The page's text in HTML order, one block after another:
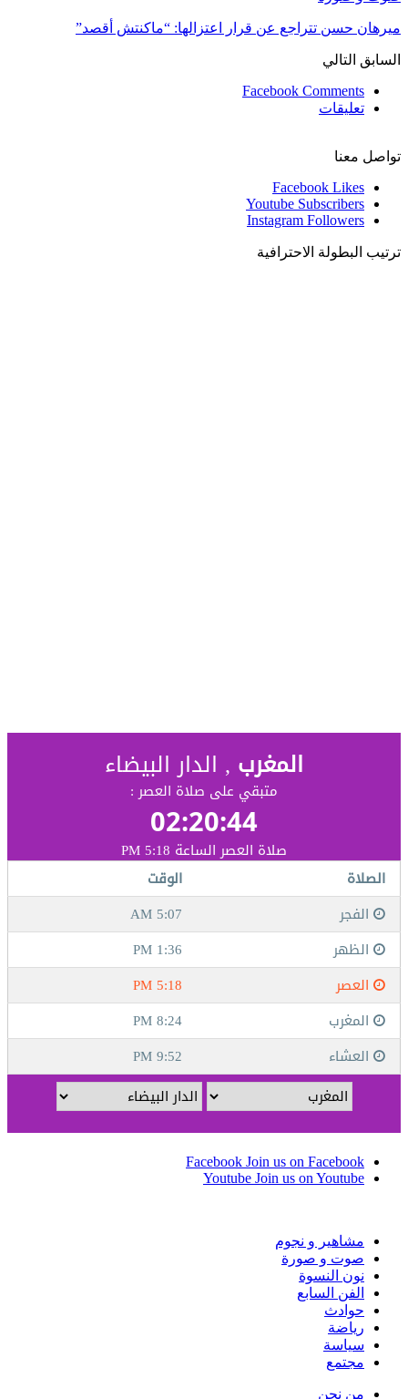
ميرهان حسن تتراجع عن قرار اعتزالها: “ماكنتش أقصد”
السابق التالي
Facebook Comments
تعليقات
تواصل معنا
Facebook Likes
Youtube Subscribers
Instagram Followers
ترتيب البطولة الاحترافية
Facebook Join us on Facebook
Youtube Join us on Youtube
مشاهير و نجوم
صوت و صورة
نون النسوة
الفن السابع
حوادث
رياضة
سياسة
مجتمع
من نحن